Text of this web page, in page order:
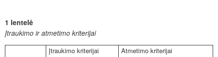
1 lentelė
Įtraukimo ir atmetimo kriterijai
Įtraukimo kriterijai Atmetimo kriterijai